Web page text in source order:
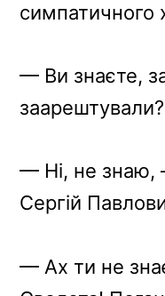
симпатичного
— Ви знаєте,
— Ні, не знаю,
Сергій
— Ах ти не